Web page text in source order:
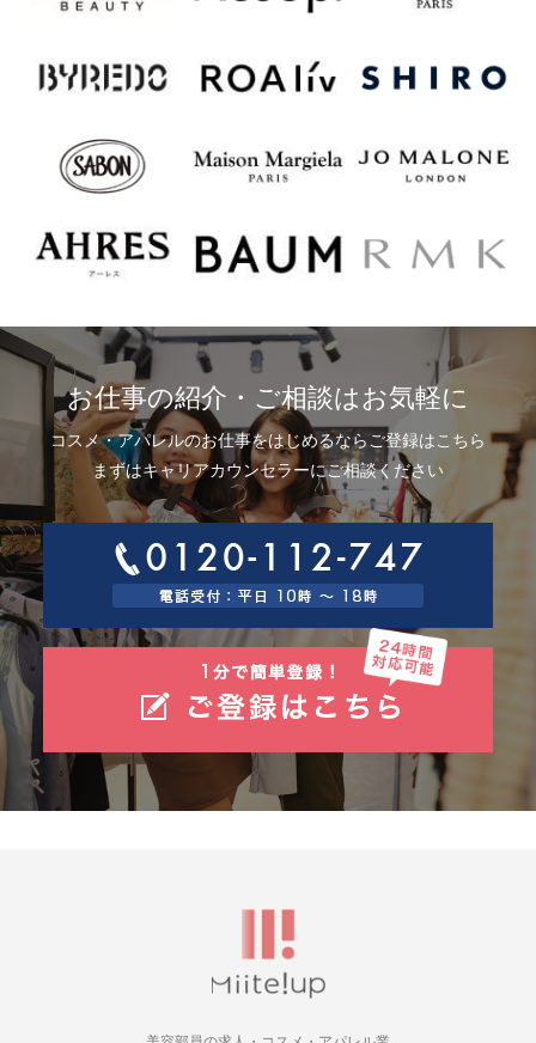
お仕事の紹介・ご相談はお気軽に
コスメ・アパレルのお仕事をはじめるならご登録はこちら
まずはキャリアカウンセラーにご相談ください